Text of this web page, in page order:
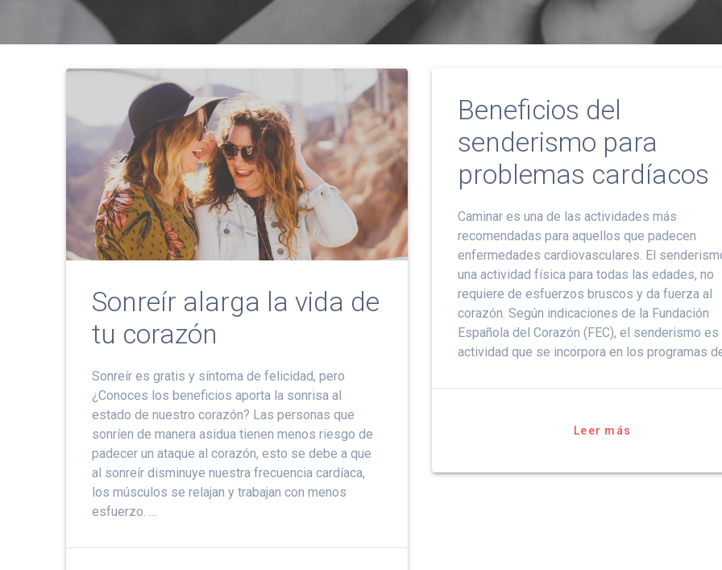
Sonreír alarga la vida de
tu corazón
Sonreír es gratis y síntoma de felicidad, pero
¿Conoces los beneficios aporta la sonrisa al
estado de nuestro corazón? Las personas que
sonríen de manera asidua tienen menos riesgo de
padecer un ataque al corazón, esto se debe a que
al sonreír disminuye nuestra frecuencia cardíaca,
los músculos se relajan y trabajan con menos
esfuerzo. …
Beneficios del
senderismo para
problemas cardíacos
Caminar es una de las actividades más
recomendadas para aquellos que padecen
enfermedades cardiovasculares. El
una actividad física para todas las edades, no
requiere de esfuerzos bruscos y da fuerza al
corazón. Según indicaciones de la Fundación
Española del Corazón (FEC), el senderismo es
actividad que se incorpora en los programas
Leer más